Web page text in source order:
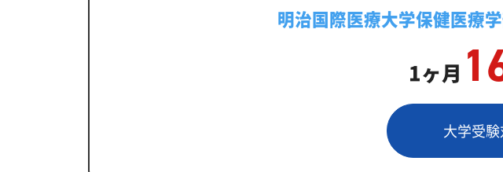
明治国際医療大学保健医療
1ヶ月
大学受